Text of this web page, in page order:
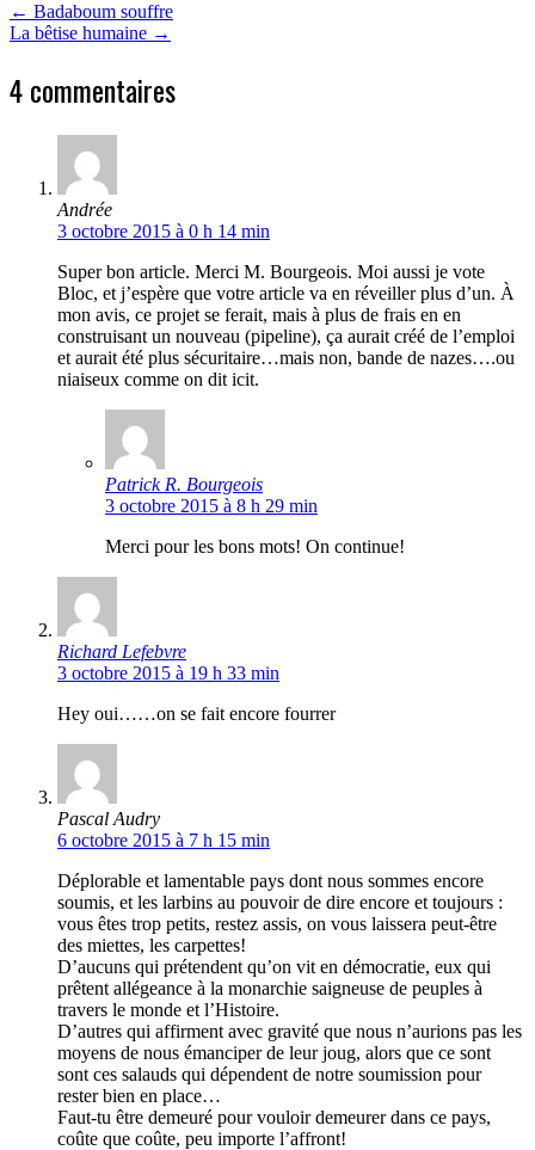
← Badaboum souffre
La bêtise humaine →
4 commentaires
Andrée
3 octobre 2015 à 0 h 14 min
Super bon article. Merci M. Bourgeois. Moi aussi je vote
Bloc, et j’espère que votre article va en réveiller plus d’un. À
mon avis, ce projet se ferait, mais à plus de frais en en
construisant un nouveau (pipeline), ça aurait créé de l’emploi
et aurait été plus sécuritaire…mais non, bande de nazes….ou
niaiseux comme on dit icit.
Patrick R. Bourgeois
3 octobre 2015 à 8 h 29 min
Merci pour les bons mots! On continue!
Richard Lefebvre
3 octobre 2015 à 19 h 33 min
Hey oui……on se fait encore fourrer
Pascal Audry
6 octobre 2015 à 7 h 15 min
Déplorable et lamentable pays dont nous sommes encore
soumis, et les larbins au pouvoir de dire encore et toujours :
vous êtes trop petits, restez assis, on vous laissera peut-être
des miettes, les carpettes!
D’aucuns qui prétendent qu’on vit en démocratie, eux qui
prêtent allégeance à la monarchie saigneuse de peuples à
travers le monde et l’Histoire.
D’autres qui affirment avec gravité que nous n’aurions pas les
moyens de nous émanciper de leur joug, alors que ce sont
sont ces salauds qui dépendent de notre soumission pour
rester bien en place…
Faut-tu être demeuré pour vouloir demeurer dans ce pays,
coûte que coûte, peu importe l’affront!